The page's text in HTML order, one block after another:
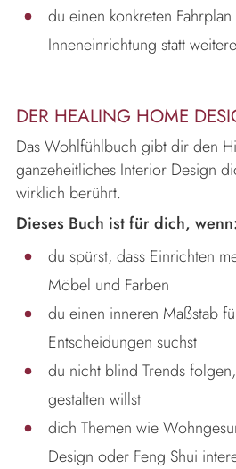
du einen konkreten
Inneneinrichtung statt
DER HEALING HOME
Das Wohlfühlbuch gibt dir den
ganzeheitliches Interior Design
wirklich berührt.
Dieses Buch ist für dich, wenn:
du spürst, dass Einrichten
Möbel und Farben
du einen inneren Maßstab
Entscheidungen suchst
du nicht blind Trends
gestalten willst
dich Themen wie
Design oder Feng Shui